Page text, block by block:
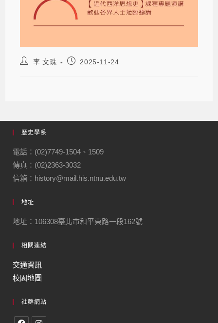
李 文珠 2025-11-24
歷史學系
電話：(02)7749-1504、1509
傳真：(02)2363-3032
信箱：history@mail.his.ntnu.edu.tw
地址
地址：106308臺北市和平東路一段162號
相關連結
交通資訊
校園地圖
社群網站